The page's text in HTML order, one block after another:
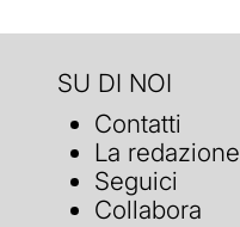
SU DI NOI
Contatti
La redazione
Seguici
Collabora